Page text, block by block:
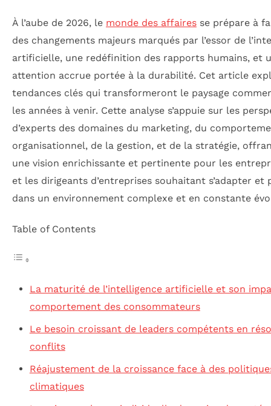
À l’aube de 2026, le monde des affaires se prépare à
des changements majeurs marqués par l’essor de
artificielle, une redéfinition des rapports humains, et
attention accrue portée à la durabilité. Cet article
tendances clés qui transformeront le paysage
les années à venir. Cette analyse s’appuie sur les
d’experts des domaines du marketing, du
organisationnel, de la gestion, et de la stratégie,
une vision enrichissante et pertinente pour les
et les dirigeants d’entreprises souhaitant s’adapter et
dans un environnement complexe et en constante
Table of Contents
La maturité de l’intelligence artificielle et son
comportement des consommateurs
Le besoin croissant de leaders compétents en
conflits
Réajustement de la croissance face à des
climatiques